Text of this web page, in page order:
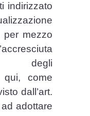
indirizzato
per mezzo
degli
qui, come
dall’art.
adottare